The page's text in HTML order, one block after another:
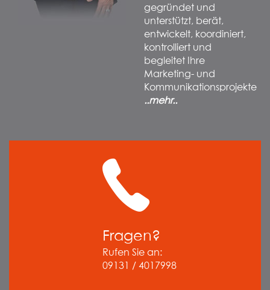
gegründet und
unterstützt, berät,
entwickelt, koordiniert,
kontrolliert und
begleitet Ihre
Marketing- und
Kommunikationsprojekte
..mehr..
Fragen?
Rufen Sie an:
09131 / 4017998